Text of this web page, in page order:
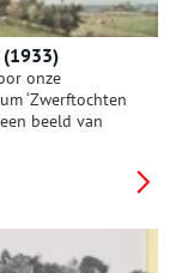
(1933)
onze
‘Zwerftochten
beeld van